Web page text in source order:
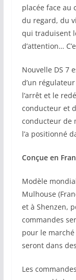
placée face au
du regard, du
qui traduisent
d’attention…
Nouvelle DS 7
d’un
l’arrêt et le
conducteur et
conducteur de
l’a positionné
Conçue en
Modèle
Mulhouse
et à Shenzen,
commandes
pour le
seront dans
Les